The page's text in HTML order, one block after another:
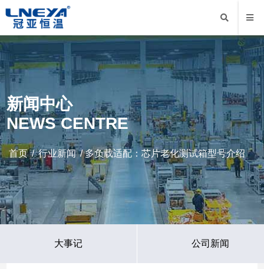
新闻中心
NEWS CENTRE
首页/行业新闻/ 多负载适配：芯片老化测试箱型号介绍
大事记 公司新闻